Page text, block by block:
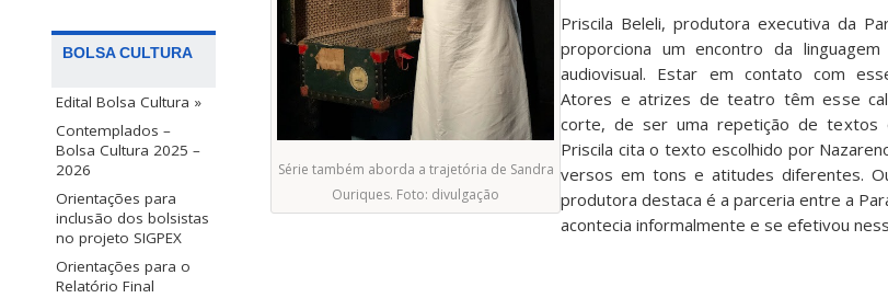
BOLSA CULTURA
Edital Bolsa Cultura »
Contemplados –
Bolsa Cultura 2025 –
2026
Orientações para
inclusão dos bolsistas
no projeto SIGPEX
Orientações para o
Relatório Final
Série também aborda a trajetória de Sandra
Ouriques. Foto: divulgação
Priscila Beleli, produtora executiva da
proporciona um encontro da
audiovisual. Estar em contato com
Atores e atrizes de teatro têm esse
corte, de ser uma repetição de textos
Priscila cita o texto escolhido por
versos em tons e atitudes diferentes.
produtora destaca é a parceria entre a
acontecia informalmente e se efetivou